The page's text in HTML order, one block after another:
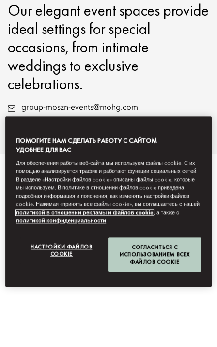
Our elegant event spaces provide
ideal settings for special
occasions, from intimate
weddings to exclusive
celebrations.
group-moszn-events@mohg.com
Wedding Brochure
EVENT TYPES
ПОМОГИТЕ НАМ СДЕЛАТЬ РАБОТУ С САЙТОМ
УДОБНЕЕ ДЛЯ ВАС
Для обеспечения работы веб-сайта мы используем файлы cookie. С их
помощью анализируется трафик и работают функции социальных сетей.
В разделе «Настройки файлов cookie» описаны файлы cookie, которые
мы используем. В политике в отношении файлов cookie приведена
подробная информация и пояснения, как изменять настройки файлов
cookie. Нажимая «принять все файлы cookie», вы соглашаетесь с нашей
политикой в отношении рекламы и файлов cookie, а также с
политикой конфиденциальности
НАСТРОЙКИ ФАЙЛОВ
COOKIE
СОГЛАСИТЬСЯ С
ИСПОЛЬЗОВАНИЕМ ВСЕХ
ФАЙЛОВ COOKIE